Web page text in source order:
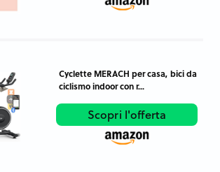
Cyclette MERACH per casa, bici da
ciclismo indoor con r...
Scopri l'offerta